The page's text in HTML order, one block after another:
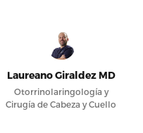
Laureano Giraldez MD
Otorrinolaringología y
Cirugía de Cabeza y Cuello